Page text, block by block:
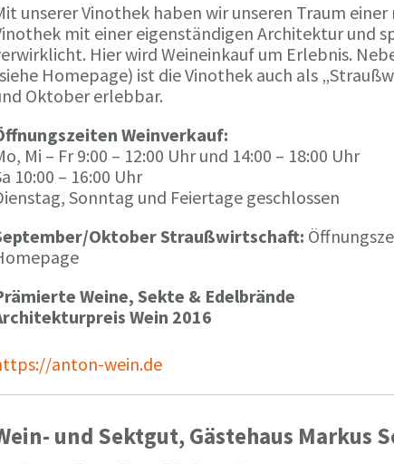
unserer Vinothek haben wir unseren Traum
mit einer eigenständigen Architektur und
Hier wird Weineinkauf um Erlebnis.
Homepage) ist die Vinothek auch als
Oktober erlebbar.
Weinverkauf:
Mi – Fr 9:00 – 12:00 Uhr und 14:00 – 18:00 Uhr
10:00 – 16:00 Uhr
Sonntag und Feiertage geschlossen
Oktober Straußwirtschaft:
Weine, Sekte & Edelbrände
Wein 2016
anton-wein.de
und Sektgut, Gästehaus Markus